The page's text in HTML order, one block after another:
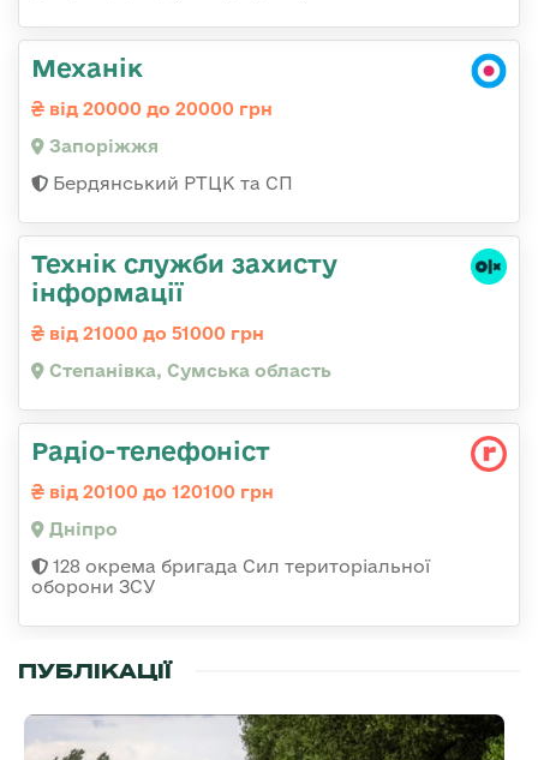
Механік
від 20000 до 20000 грн
Запоріжжя
Бердянський РТЦК та СП
Технік служби захисту
інформації
від 21000 до 51000 грн
Степанівка, Сумська область
Радіо-телефоніст
від 20100 до 120100 грн
Дніпро
128 окрема бригада Сил територіальної
оборони ЗСУ
ПУБЛІКАЦІЇ